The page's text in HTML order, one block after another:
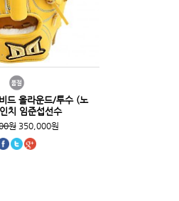
드 올라운드/투수 (노
치 임준섭선수
원350,000원